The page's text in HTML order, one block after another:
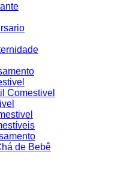
Comestivel
de Bebê